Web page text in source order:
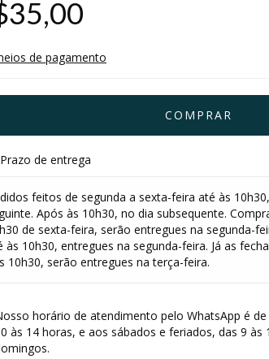
de pagamento
Prazo de entrega
feitos de segunda a sexta-feira até às
Após às 10h30, no dia subsequente.
de sexta-feira, serão entregues na segunda-
às 10h30, entregues na segunda-feira. Já as
10h30, serão entregues na terça-feira.
horário de atendimento pelo WhatsApp é
às 14 horas, e aos sábados e feriados, das 9